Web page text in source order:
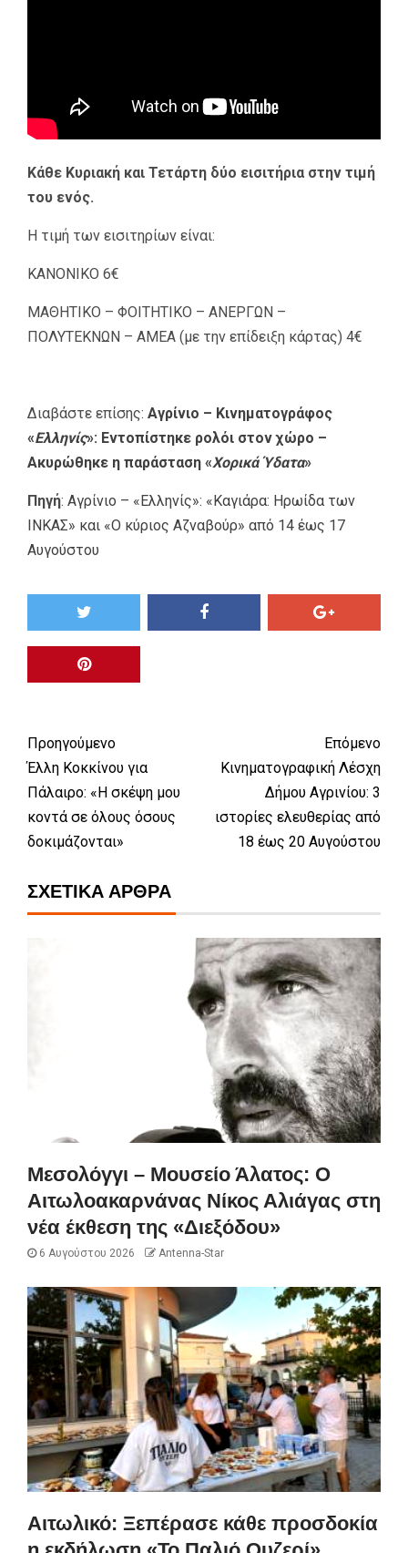
Κάθε Κυριακή και Τετάρτη δύο εισιτήρια στην τιμή
του ενός.
Η τιμή των εισιτηρίων είναι:
ΚΑΝΟΝΙΚΟ 6€
ΜΑΘΗΤΙΚΟ – ΦΟΙΤΗΤΙΚΟ – ΑΝΕΡΓΩΝ –
ΠΟΛΥΤΕΚΝΩΝ – ΑΜΕΑ (με την επίδειξη κάρτας) 4€
Διαβάστε επίσης: Αγρίνιο – Κινηματογράφος
«Ελληνίς»: Εντοπίστηκε ρολόι στον χώρο –
Ακυρώθηκε η παράσταση «Χορικά Ύδατα»
Πηγή: Αγρίνιο – «Ελληνίς»: «Καγιάρα: Ηρωίδα των
ΙΝΚΑΣ» και «Ο κύριος Αζναβούρ» από 14 έως 17
Αυγούστου
Προηγούμενο
Έλλη Κοκκίνου για
Πάλαιρο: «Η σκέψη μου
κοντά σε όλους όσους
δοκιμάζονται»
Επόμενο
Κινηματογραφική Λέσχη
Δήμου Αγρινίου: 3
ιστορίες ελευθερίας από
18 έως 20 Αυγούστου
ΣΧΕΤΙΚΆ ΆΡΘΡΑ
Μεσολόγγι – Μουσείο Άλατος: Ο
Αιτωλοακαρνάνας Νίκος Αλιάγας στη
νέα έκθεση της «Διεξόδου»
6 Αυγούστου 2026 Antenna-Star
Αιτωλικό: Ξεπέρασε κάθε προσδοκία